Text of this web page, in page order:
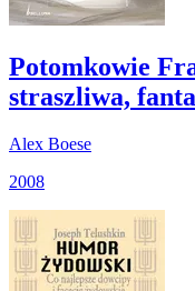
Potomkowie
straszliwa,
Alex Boese
2008